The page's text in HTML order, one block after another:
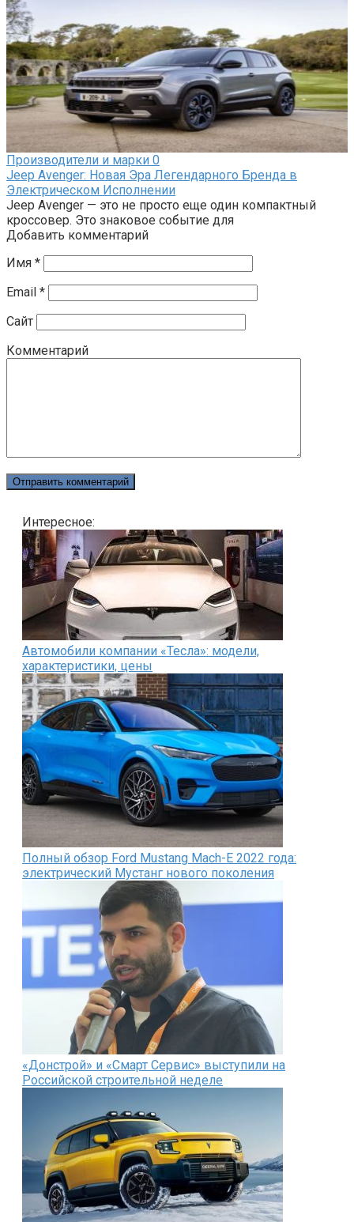
Производители и марки 0
Jeep Avenger: Новая Эра Легендарного Бренда в
Электрическом Исполнении
Jeep Avenger — это не просто еще один компактный
кроссовер. Это знаковое событие для
Добавить комментарий
Имя *
Email *
Сайт
Комментарий
Интересное:
Автомобили компании «Тесла»: модели,
характеристики, цены
Полный обзор Ford Mustang Mach-E 2022 года:
электрический Мустанг нового поколения
«Донстрой» и «Смарт Сервис» выступили на
Российской строительной неделе